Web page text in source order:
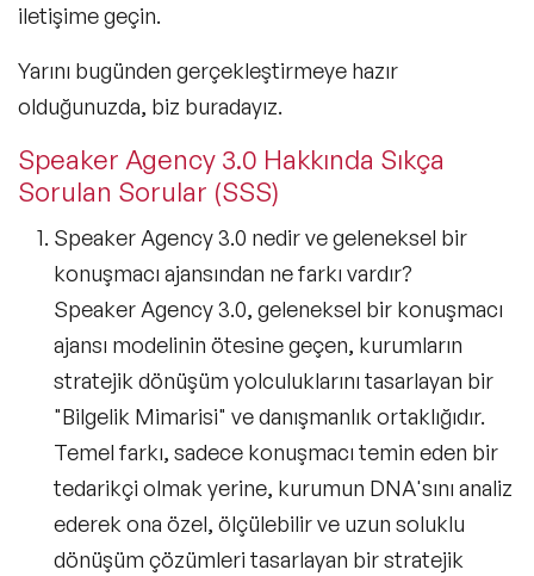
iletişime geçin.
Yarını bugünden gerçekleştirmeye hazır
olduğunuzda, biz buradayız.
Speaker Agency 3.0 Hakkında Sıkça
Sorulan Sorular (SSS)
Speaker Agency 3.0 nedir ve geleneksel bir
konuşmacı ajansından ne farkı vardır?
Speaker Agency 3.0, geleneksel bir konuşmacı
ajansı modelinin ötesine geçen, kurumların
stratejik dönüşüm yolculuklarını tasarlayan bir
"Bilgelik Mimarisi" ve danışmanlık ortaklığıdır.
Temel farkı, sadece konuşmacı temin eden bir
tedarikçi olmak yerine, kurumun DNA'sını analiz
ederek ona özel, ölçülebilir ve uzun soluklu
dönüşüm çözümleri tasarlayan bir stratejik